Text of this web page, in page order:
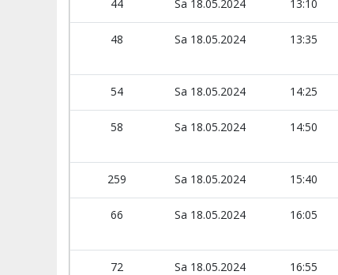
44 Sa 18.05.2024 13:10
48 Sa 18.05.2024 13:35
54 Sa 18.05.2024 14:25
58 Sa 18.05.2024 14:50
259 Sa 18.05.2024 15:40
66 Sa 18.05.2024 16:05
72 Sa 18.05.2024 16:55